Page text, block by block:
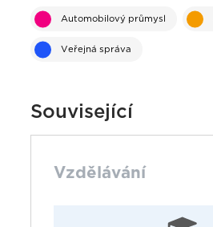
Automobilový průmysl
Veřejná správa
Související
Vzdělávání